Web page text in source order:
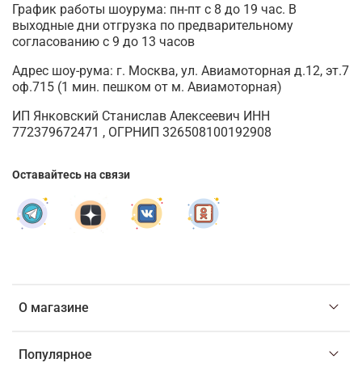
О магазине
Популярное
График работы шоурума: пн-пт с 8 до 19 час. В
выходные дни отгрузка по предварительному
согласованию с 9 до 13 часов
Адрес шоу-рума: г. Москва, ул. Авиамоторная д.12, эт.7
оф.715 (1 мин. пешком от м. Авиамоторная)
ИП Янковский Станислав Алексеевич ИНН
772379672471 , ОГРНИП 326508100192908
Оставайтесь на связи